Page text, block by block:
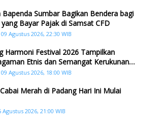
Bapenda Sumbar Bagikan Bendera bagi
Bayar Pajak di Samsat CFD
Agustus 2026, 22:30 WIB
Harmoni Festival 2026 Tampilkan
Etnis dan Semangat Kerukunan
357
Agustus 2026, 18:00 WIB
Merah di Padang Hari Ini Mulai
Agustus 2026, 21:00 WIB